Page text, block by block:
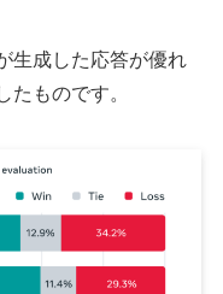
生成した応答が優れ
たものです。